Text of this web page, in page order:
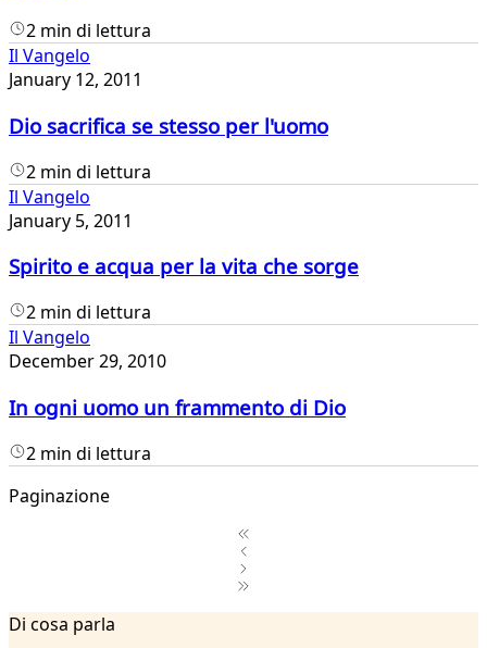
2 min di lettura
Il Vangelo
January 12, 2011
Dio sacrifica se stesso per l'uomo
2 min di lettura
Il Vangelo
January 5, 2011
Spirito e acqua per la vita che sorge
2 min di lettura
Il Vangelo
December 29, 2010
In ogni uomo un frammento di Dio
2 min di lettura
Paginazione
2Di cosa parla